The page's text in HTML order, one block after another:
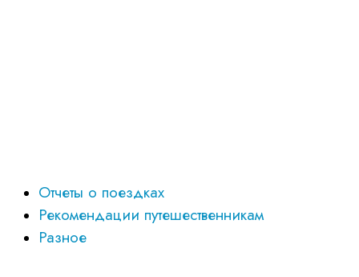
Отчеты о поездках
Рекомендации путешественникам
Разное